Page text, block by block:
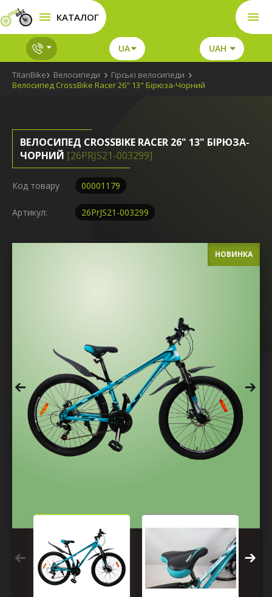
КАТАЛОГ
UA UAH
TitanBike Велосипеди
Гірські велосипеди
Велосипед CrossBike Racer 26" 13" Бірюза-Чорний
ВЕЛОСИПЕД CROSSBIKE RACER 26" 13" БІРЮЗА-
ЧОРНИЙ [26PRJS21-003299]
Код товару 00001179
Артикул: 26PrJS21-003299
НОВИНКА